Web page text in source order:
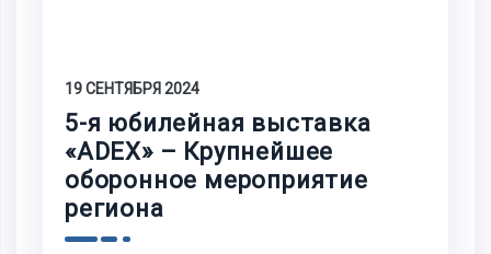
19 СЕНТЯБРЯ 2024
5-я юбилейная выставка
«ADEX» – Крупнейшее
оборонное мероприятие
региона